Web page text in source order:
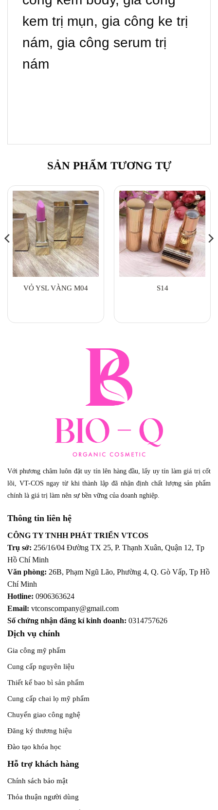
kem trị mụn, gia công ke trị
nám, gia công serum trị
nám
SẢN PHẨM TƯƠNG TỰ
VỎ YSL VÀNG M04 S14
Với phương châm luôn đặt uy tín lên hàng đầu, lấy uy tín làm giá trị cốt
lõi, VT-COS ngay từ khi thành lập đã nhận định chất lượng sản phẩm
chính là giá trị làm nên sự bền vững của doanh nghiệp.
Thông tin liên hệ
CÔNG TY TNHH PHÁT TRIỂN VTCOS
Trụ sở: 256/16/04 Đường TX 25, P. Thạnh Xuân, Quận 12, Tp
Hồ Chí Minh
Văn phòng: 26B, Phạm Ngũ Lão, Phường 4, Q. Gò Vấp, Tp Hồ
Chí Minh
Hotline: 0906363624
Email: vtconscompany@gmail.com
Số chứng nhận đăng kí kinh doanh: 0314757626
Dịch vụ chính
Gia công mỹ phẩm
Cung cấp nguyên liệu
Thiết kế bao bì sản phẩm
Cung cấp chai lọ mỹ phẩm
Chuyển giao công nghệ
Đăng ký thương hiệu
Đào tạo khóa học
Hỗ trợ khách hàng
Chính sách bảo mật
Thỏa thuận người dùng